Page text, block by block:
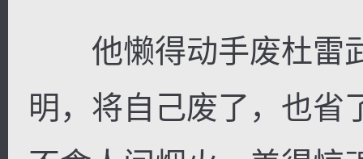
他懒得动手废杜雷
明，将自己废了，也省